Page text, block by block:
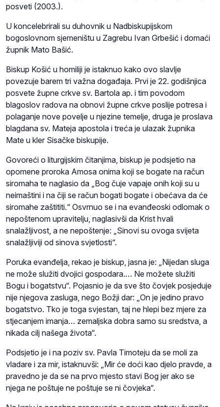
posveti (2003.).
U koncelebrirali su duhovnik u Nadbiskupijskom
bogoslovnom sjemeništu u Zagrebu Ivan Grbešić i domaći
župnik Mato Bašić.
Biskup Košić u homiliji je istaknuo kako ovo slavlje
povezuje barem tri važna događaja. Prvi je 22. godišnjica
posvete župne crkve sv. Bartola ap. i tim povodom
blagoslov radova na obnovi župne crkve poslije potresa i
polaganje nove povelje u njezine temelje, druga je proslava
blagdana sv. Mateja apostola i treća je ulazak župnika
Mate u kler Sisačke biskupije.
Govoreći o liturgijskim čitanjima, biskup je podsjetio na
opomene proroka Amosa onima koji se bogate na račun
siromaha te naglasio da „Bog čuje vapaje onih koji su u
neimaštini i na čiji se račun bogati bogate i obećava da će
siromahe zaštititi.“ Osvrnuo se i na evanđeoski odlomak o
nepoštenom upravitelju, naglasivši da Krist hvali
snalažljivost, a ne nepoštenje: „Sinovi su ovoga svijeta
snalažljiviji od sinova svjetlosti“.
Poruka evanđelja, rekao je biskup, jasna je: „Nijedan sluga
ne može služiti dvojici gospodara.… Ne možete služiti
Bogu i bogatstvu“. Pojasnio je da sve što čovjek posjeduje
nije njegova zasluga, nego Božji dar: „On je jedino pravo
bogatstvo. Tko je toga svjestan, taj ne hlepi bez mjere za
stjecanjem imanja… zemaljska dobra samo su sredstva, a
nikada cilj našega života“.
Podsjetio je i na poziv sv. Pavla Timoteju da se moli za
vladare i za mir, istaknuvši: „Mir će doći kao djelo pravde, a
pravedno je da se na prvo mjesto stavi Bog jer ako se
njega ne poštuje ne poštuje se ni čovjeka“.